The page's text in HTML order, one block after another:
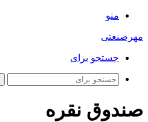
منو
مهرصنعتی
جستجو برای
صندوق نقره